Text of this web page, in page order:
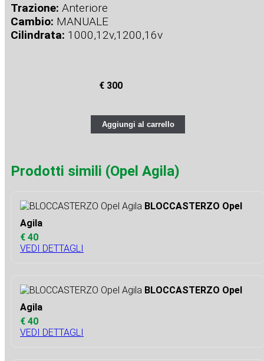
Trazione: Anteriore
Cambio: MANUALE
Cilindrata: 1000,12v,1200,16v
€ 300
Aggiungi al carrello
Prodotti simili (Opel Agila)
BLOCCASTERZO Opel
Agila
€ 40
VEDI DETTAGLI
BLOCCASTERZO Opel
Agila
€ 40
VEDI DETTAGLI